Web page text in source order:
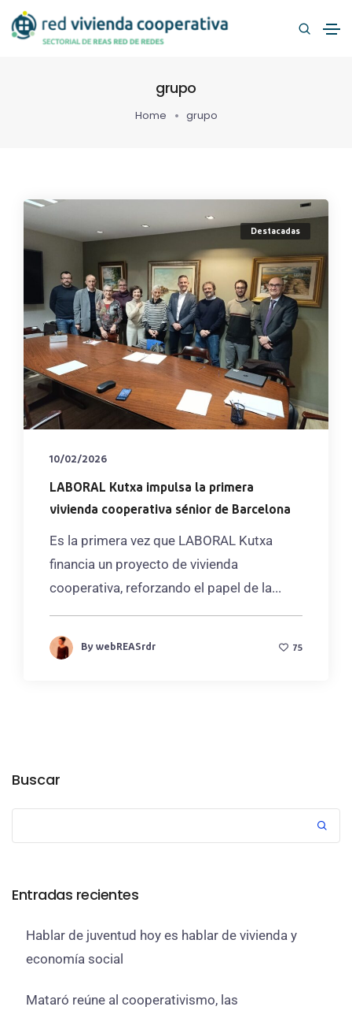
grupo
Home grupo
Destacadas
10/02/2026
LABORAL Kutxa impulsa la primera
vivienda cooperativa sénior de Barcelona
Es la primera vez que LABORAL Kutxa
financia un proyecto de vivienda
cooperativa, reforzando el papel de la...
By webREASrdr 75
Buscar
Entradas recientes
Hablar de juventud hoy es hablar de vivienda y
economía social
Mataró reúne al cooperativismo, las